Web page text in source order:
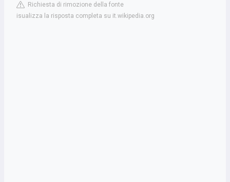
Richiesta di rimozione della fonte
isualizza la risposta completa su it.wikipedia.org